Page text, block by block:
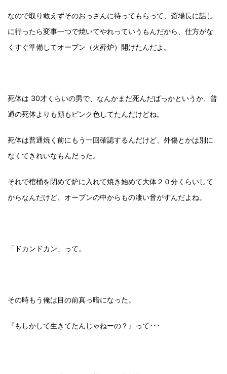
なので取り敢えずそのおっさんに待ってもらって、斎場長に話し
に行ったら変事一つで焼いてやれっていうもんだから、仕方がな
くすぐ準備してオーブン（火葬炉）開けたんだよ。
死体は 30才くらいの男で、なんかまだ死んだばっかというか、普
通の死体よりも顔もピンク色してたんだけどね。
死体は普通焼く前にもう一回確認するんだけど、外傷とかは別に
なくてきれいなもんだった。
それで棺桶を閉めて炉に入れて焼き始めて大体２０分くらいして
からなんだけど、オーブンの中からもの凄い音がすんだよね。
「ドカンドカン」って。
その時もう俺は目の前真っ暗になった。
『もしかして生きてたんじゃねーの？』って･･･